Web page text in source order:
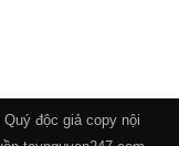
độc giả copy nội